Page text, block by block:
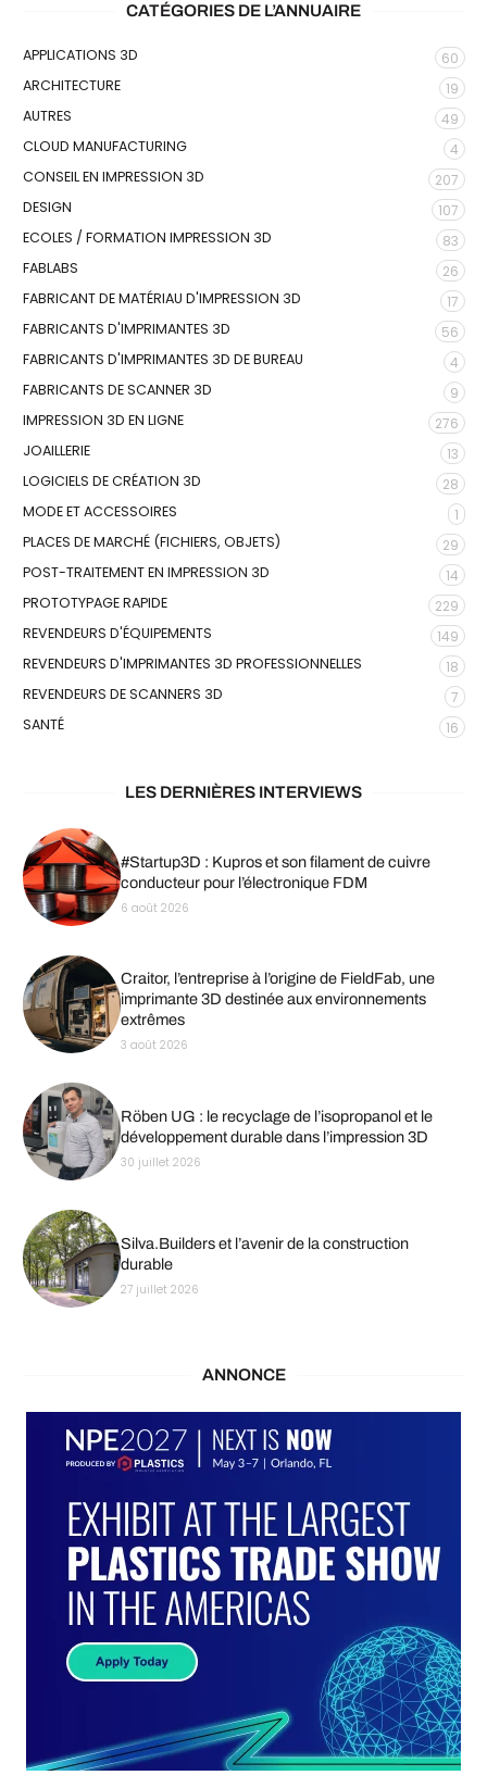
CATÉGORIES DE L’ANNUAIRE
APPLICATIONS 3D
60
ARCHITECTURE
19
AUTRES
49
CLOUD MANUFACTURING
4
CONSEIL EN IMPRESSION 3D
207
DESIGN
107
ECOLES / FORMATION IMPRESSION 3D
83
FABLABS
26
FABRICANT DE MATÉRIAU D'IMPRESSION 3D
17
FABRICANTS D'IMPRIMANTES 3D
56
FABRICANTS D'IMPRIMANTES 3D DE BUREAU
4
FABRICANTS DE SCANNER 3D
9
IMPRESSION 3D EN LIGNE
276
JOAILLERIE
13
LOGICIELS DE CRÉATION 3D
28
MODE ET ACCESSOIRES
1
PLACES DE MARCHÉ (FICHIERS, OBJETS)
29
POST-TRAITEMENT EN IMPRESSION 3D
14
PROTOTYPAGE RAPIDE
229
REVENDEURS D'ÉQUIPEMENTS
149
REVENDEURS D'IMPRIMANTES 3D PROFESSIONNELLES
18
REVENDEURS DE SCANNERS 3D
7
SANTÉ
16
LES DERNIÈRES INTERVIEWS
#Startup3D : Kupros et son filament de cuivre
conducteur pour l’électronique FDM
6 août 2026
Craitor, l’entreprise à l’origine de FieldFab, une
imprimante 3D destinée aux environnements
extrêmes
3 août 2026
Röben UG : le recyclage de l’isopropanol et le
développement durable dans l’impression 3D
30 juillet 2026
Silva.Builders et l’avenir de la construction
durable
27 juillet 2026
ANNONCE